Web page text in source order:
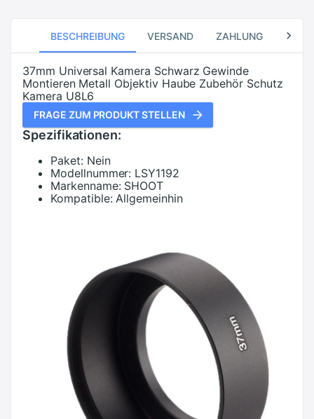
BESCHREIBUNG VERSAND ZAHLUNG
37mm Universal Kamera Schwarz Gewinde
Montieren Metall Objektiv Haube Zubehör Schutz
Kamera U8L6
FRAGE ZUM PRODUKT STELLEN
Spezifikationen:
Paket: Nein
Modellnummer: LSY1192
Markenname: SHOOT
Kompatible: Allgemeinhin